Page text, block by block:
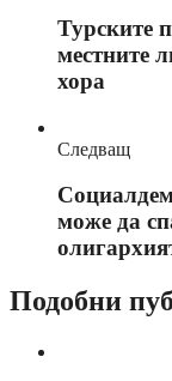
Турските
местните
хора
Следващ
може да
Подобни